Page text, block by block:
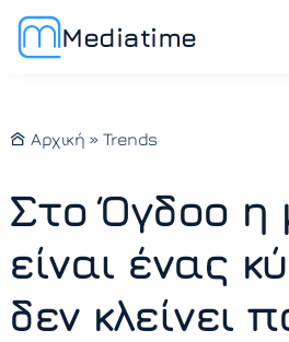
Mediatime
Αρχική » Trends
Στο Όγδοο η
είναι ένας
δεν κλείνει